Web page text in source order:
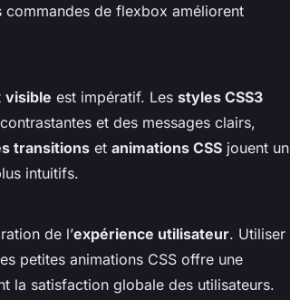
commandes de flexbox améliorent
visible est impératif. Les styles CSS3
et des messages clairs,
transitions et animations CSS jouent un
intuitifs.
de l’expérience utilisateur. Utiliser
petites animations CSS offre une
la satisfaction globale des utilisateurs.